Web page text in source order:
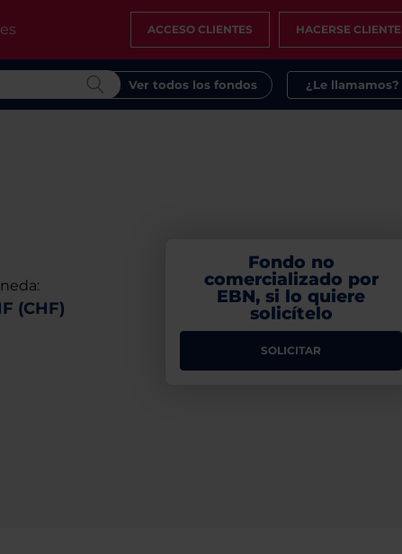
ACCESO CLIENTES HACERSE CLIENTE
Ver todos los fondos ¿Le llamamos?
(CHF)
Fondo no
comercializado por
EBN, si lo quiere
solicítelo
SOLICITAR